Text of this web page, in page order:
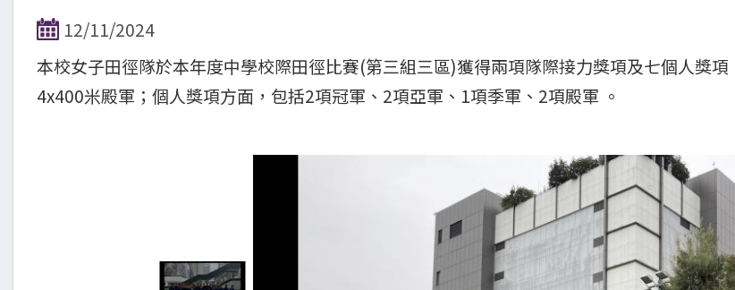
12/11/2024
本校女子田徑隊於本年度中學校際田徑比賽(第三組三區)獲得兩項隊際接力獎項及七個人獎
4x400米殿軍；個人獎項方面，包括2項冠軍、2項亞軍、1項季軍、2項殿軍 。